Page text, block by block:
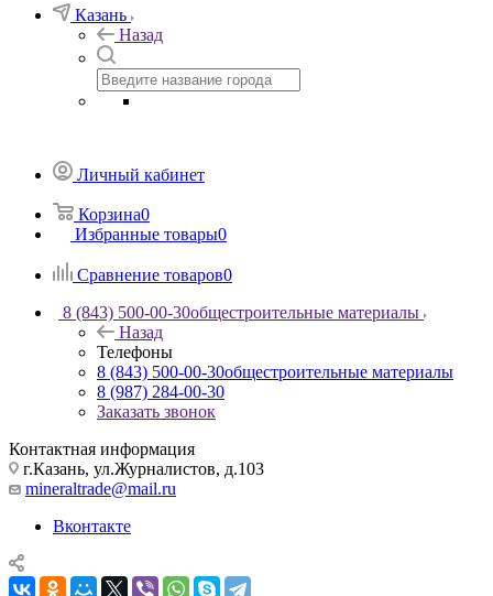
Казань
Назад
Личный кабинет
Корзина0
Избранные товары0
Сравнение товаров0
8 (843) 500-00-30общестроительные материалы
Назад
Телефоны
8 (843) 500-00-30общестроительные материалы
8 (987) 284-00-30
Заказать звонок
Контактная информация
г.Казань, ул.Журналистов, д.103
mineraltrade@mail.ru
Вконтакте